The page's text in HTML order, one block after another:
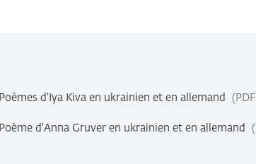
Poèmes d'Iya Kiva en ukrainien et en allemand PDF
Poème d'Anna Gruver en ukrainien et en allemand